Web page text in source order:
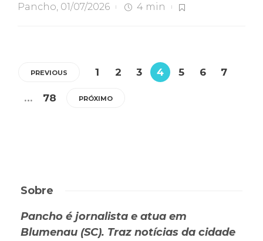
Pancho, 01/07/2026 4 min
PREVIOUS 1 2 3 4 5 6 7
… 78 PRÓXIMO
Sobre
Pancho é jornalista e atua em
Blumenau (SC). Traz notícias da cidade